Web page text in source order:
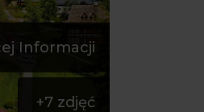
Informacji
+7 zdjęć